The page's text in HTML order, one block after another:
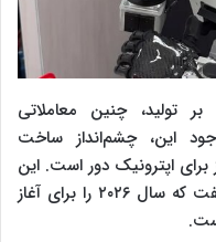
تولید، چنین معاملاتی
این، چشم‌انداز ساخت
اپترونیک دور است. این
استارت‌آپ رباتیک اخیرا به تک کرانچ گفت که سال ۲۰۲۶ را برای آغاز